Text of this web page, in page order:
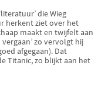
die Wieg
herkent ziet over het
maakt en twijfelt aan
zo vervolgt hij
afgegaan). Dat
Titanic, zo blijkt aan het